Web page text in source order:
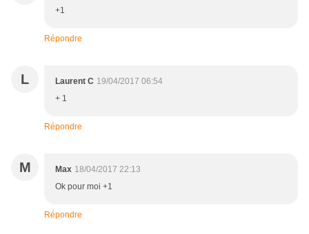
+1
Répondre
L Laurent C 19/04/2017 06:54
+ 1
Répondre
M Max 18/04/2017 22:13
Ok pour moi +1
Répondre